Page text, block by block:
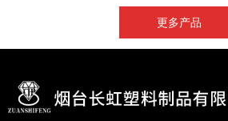
更多产品